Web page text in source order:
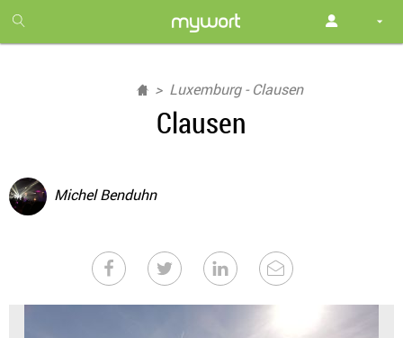
month
free
Luxemburg - Clausen
Clausen
Michel Benduhn